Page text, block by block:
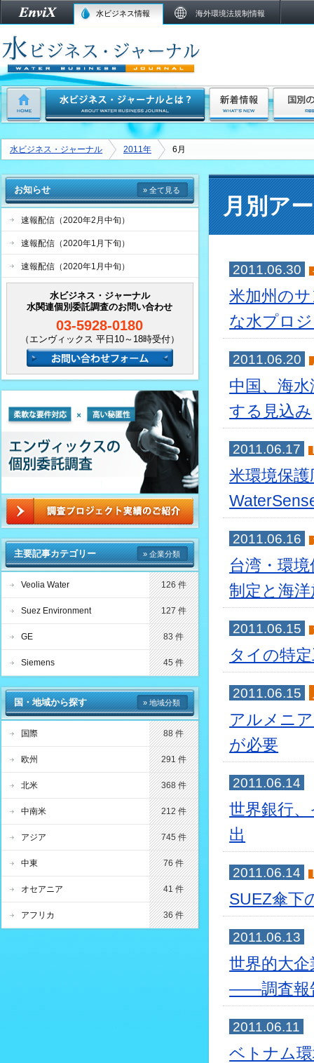
水ビジネス情報 海外環境法規制情報
水ビジネス・ジャーナル 2011年 6月
月別ア
2011.06.30
米加州の
な水プロ
2011.06.20
中国、海
する見込み
2011.06.17
米環境保
2011.06.16
台湾・環
制定と海
2011.06.15
タイの特
2011.06.15
アルメニ
が必要
2011.06.14
世界銀行
出
2011.06.14
SUEZ傘下
2011.06.13
世界的大
――調査報
2011.06.11
ベトナム
お知らせ » 全て見る
速報配信（2020年2月中旬）
速報配信（2020年1月下旬）
速報配信（2020年1月中旬）
水ビジネス・ジャーナル
水関連個別委託調査のお問い合わせ
03-5928-0180
（エンヴィックス 平日10～18時受付）
主要記事カテゴリー » 企業分類
Veolia Water 126 件
Suez Environment 127 件
GE 83 件
Siemens 45 件
国・地域から探す » 地域分類
国際 88 件
欧州 291 件
北米 368 件
中南米 212 件
アジア 745 件
中東 76 件
オセアニア 41 件
アフリカ 36 件